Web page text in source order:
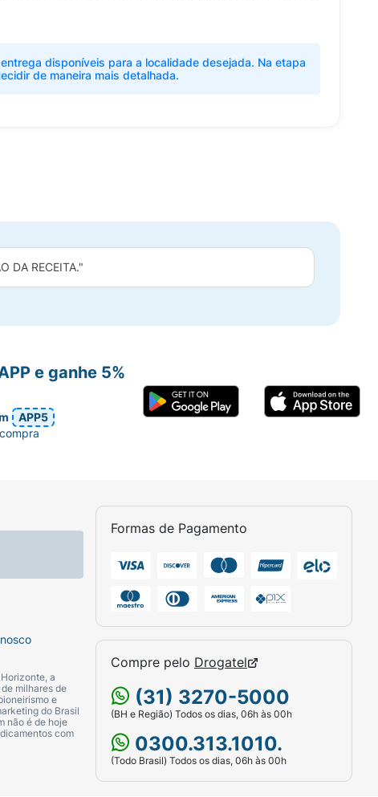
disponíveis para a localidade desejada. Na etapa
de maneira mais detalhada.
DA RECEITA."
a
milhares de
e
do Brasil
não é de hoje
com
Formas de Pagamento
Compre pelo Drogatel
(31) 3270-5000
(BH e Região) Todos os dias, 06h às 00h
0300.313.1010.
(Todo Brasil) Todos os dias, 06h às 00h
e ganhe 5%
APP5